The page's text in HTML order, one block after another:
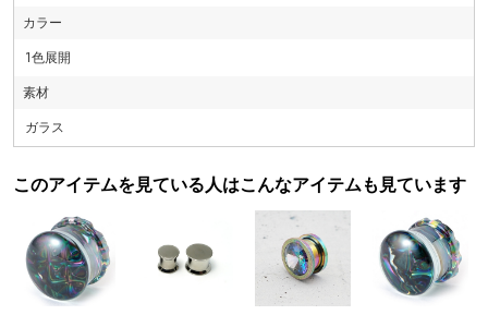
カラー
1色展開
素材
ガラス
このアイテムを見ている人はこんなアイテムも見ています